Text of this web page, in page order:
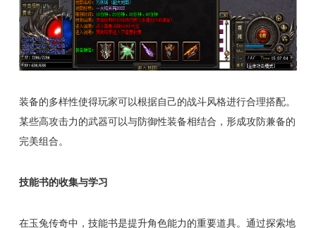
装备的多样性使得玩家可以根据自己的战斗风格进行合理搭配。
某些高攻击力的武器可以与防御性装备相结合，形成攻防兼备的
完美组合。
技能书的收集与学习
在玉兔传奇中，技能书是提升角色能力的重要道具。通过探索地